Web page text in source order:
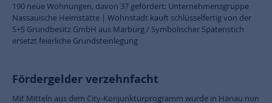
190 neue Wohnungen, davon 37 gefördert: Unternehmensgruppe
Nassauische Heimstätte | Wohnstadt kauft schlüsselfertig von der
S+S Grundbesitz GmbH aus Marburg / Symbolischer Spatenstich
ersetzt feierliche Grundsteinlegung
Fördergelder verzehnfacht
Mit Mitteln aus dem City-Konjunkturprogramm wurde in Hanau nun